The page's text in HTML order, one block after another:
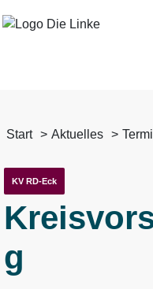
Start Aktuelles
KV RD-Eck
g